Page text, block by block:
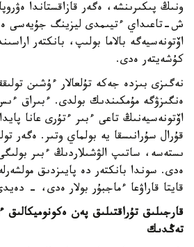
ونىڭ پىكىرىنشە، ەگەر قازاقستاندا
ش-تاعىداي ءتيىمدى ليزينگ جۇيەسى
اۆتونەسيەگە بالاما بولىپ، بانكتەر
كۇشەيتەر ەدى.
نەگىزى بىزدە جەكە تۇلعالار ءۇشىن
ەنگىزۋگە مۇمكىندىك بولدى. ءبىراق
اۆتونەسيەنىڭ تاعى ءبىر ءتۇرى عانا
قۇرال سۇرانىسقا يە بولماي وتىر. ەگەر
ىستەسە، ساتىپ الۋشىلاردىڭ ءبىر
ەدى. سوندا بانكتەر دە پايىزدىق
قايتا قاراۋعا ءماجبۇر بولار ەدى، -
قارجىلىق تۇراقتىلىق پەن
تەڭدىك